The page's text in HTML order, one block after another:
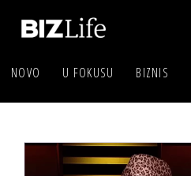
NOVO U FOKUSU BIZNIS